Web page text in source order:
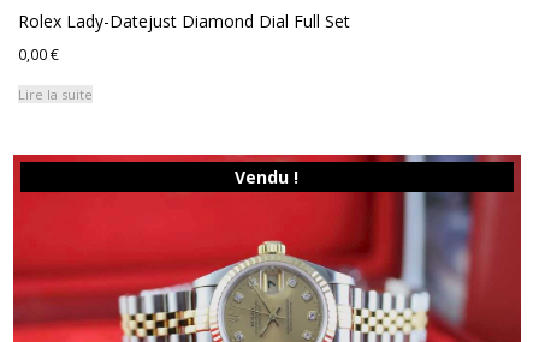
Rolex Lady-Datejust Diamond Dial Full Set
0,00€
Lire la suite
Vendu !